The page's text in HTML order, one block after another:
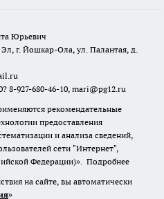
Юрьевич
г. Йошкар-Ола, ул. Палантая, д.
8-927-680-46-10, mari@pg12.ru
рекомендательные
предоставления
и анализа сведений,
сети "Интернет",
Федерации)». Подробнее
на сайте, вы автоматически
»